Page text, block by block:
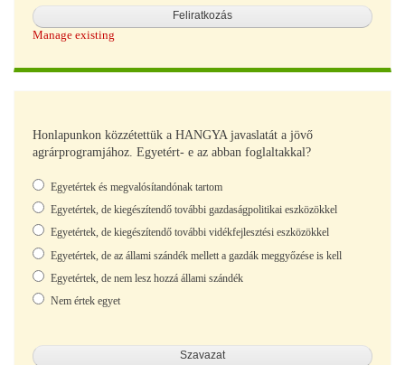
Manage existing
Honlapunkon közzétettük a HANGYA javaslatát a jövő
agrárprogramjához. Egyetért- e az abban foglaltakkal?
Választások
Egyetértek és megvalósítandónak tartom
Egyetértek, de kiegészítendő további gazdaságpolitikai eszközökkel
Egyetértek, de kiegészítendő további vidékfejlesztési eszközökkel
Egyetértek, de az állami szándék mellett a gazdák meggyőzése is kell
Egyetértek, de nem lesz hozzá állami szándék
Nem értek egyet